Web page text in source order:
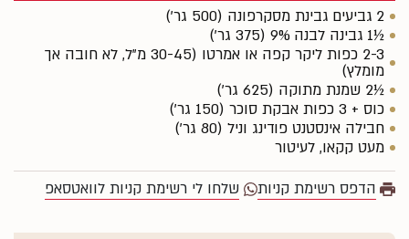
2 גביעים גבינת מסקרפונה (500 גר')
½1 גבינה לבנה 9% (375 גר')
2-3 כפות ליקר קפה או אמרטו (30-45 מ"ל, לא חובה אך
מומלץ)
½2 שמנת מתוקה (625 גר')
כוס + 3 כפות אבקת סוכר (150 גר')
חבילה אינסטנט פודינג וניל (80 גר')
מעט קקאו, לעיטור
הדפס רשימת קניות שלחו לי רשימת קניות לוואטסאפ